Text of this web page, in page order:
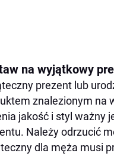
na wyjątkowy
prezent lub
znalezionym na
jakość i styl ważny
Należy odrzucić
dla męża musi